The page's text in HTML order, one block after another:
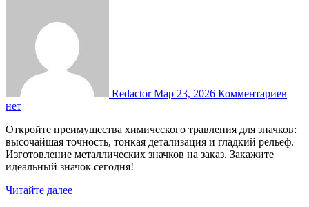
RedactorМар 23, 2026 Комментариев
нет
Откройте преимущества химического травления для значков:
высочайшая точность, тонкая детализация и гладкий рельеф.
Изготовление металлических значков на заказ. Закажите
идеальный значок сегодня!
Читайте далее